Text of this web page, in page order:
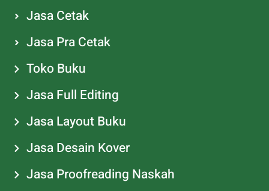
Jasa Cetak
Jasa Pra Cetak
Toko Buku
Jasa Full Editing
Jasa Layout Buku
Jasa Desain Kover
Jasa Proofreading Naskah